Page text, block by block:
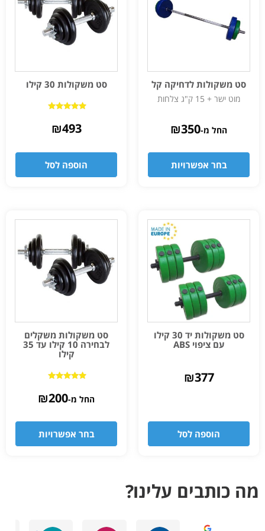
סט משקולות לדחיקה קל
מוט ישר + 15 ק"ג צלחות
החל מ- ₪350
בחר אפשרויות
סט משקולות 30 קילו
5.00
מתוך 5₪493
הוספה לסל
סט משקולות יד 30 קילו
עם ציפוי ABS
₪377
הוספה לסל
סט משקולות משקלים
לבחירה 10 קילו עד 35
קילו
4.80
מתוך 5החל מ- ₪200
בחר אפשרויות
מה כותבים עלינו?